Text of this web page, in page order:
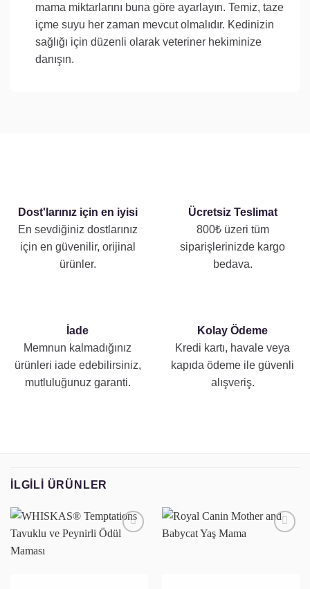
mama miktarlarını buna göre ayarlayın. Temiz, taze
içme suyu her zaman mevcut olmalıdır. Kedinizin
sağlığı için düzenli olarak veteriner hekiminize
danışın.
Dost'larınız için en iyisi
En sevdiğiniz dostlarınız
için en güvenilir, orijinal
ürünler.
Ücretsiz Teslimat
800₺ üzeri tüm
siparişlerinizde kargo
bedava.
İade
Memnun kalmadığınız
ürünleri iade edebilirsiniz,
mutluluğunuz garanti.
Kolay Ödeme
Kredi kartı, havale veya
kapıda ödeme ile güvenli
alışveriş.
İLGILI ÜRÜNLER